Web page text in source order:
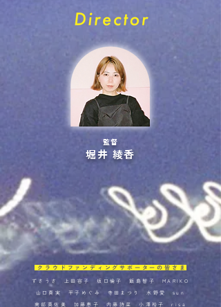
監督
堀井 綾香
クラウドファンディングサポーターの皆さま
ずさうさ 上田容子 坂口倫子 飯島智子 MARIKO
山口真実 平子めぐみ 寺田まつり 水野愛 sun
南部真佐美 加藤恵子 内藤詩菜 小澤裕子 risa